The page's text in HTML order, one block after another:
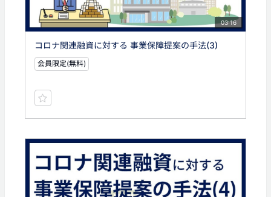
03:16
コロナ関連融資に対する 事業保障提案の手法(3)
会員限定(無料)